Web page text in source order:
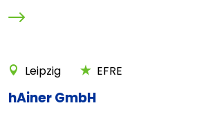
Leipzig EFRE
hAiner GmbH